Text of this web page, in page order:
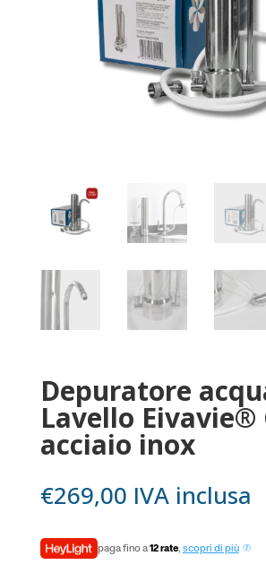
Depuratore
Lavello Eivavie®
acciaio inox
€269,00 IVA inclusa
paga fino a12 rate, scopri di più